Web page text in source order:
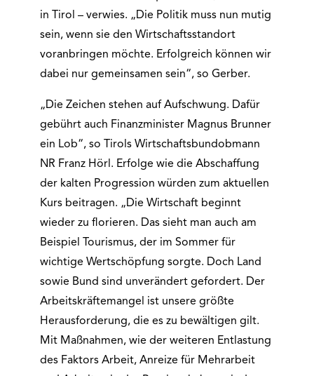
in Tirol – verwies. „Die Politik muss nun mutig
sein, wenn sie den Wirtschaftsstandort
voranbringen möchte. Erfolgreich können wir
dabei nur gemeinsamen sein“, so Gerber.
„Die Zeichen stehen auf Aufschwung. Dafür
gebührt auch Finanzminister Magnus Brunner
ein Lob“, so Tirols Wirtschaftsbundobmann
NR Franz Hörl. Erfolge wie die Abschaffung
der kalten Progression würden zum aktuellen
Kurs beitragen. „Die Wirtschaft beginnt
wieder zu florieren. Das sieht man auch am
Beispiel Tourismus, der im Sommer für
wichtige Wertschöpfung sorgte. Doch Land
sowie Bund sind unverändert gefordert. Der
Arbeitskräftemangel ist unsere größte
Herausforderung, die es zu bewältigen gilt.
Mit Maßnahmen, wie der weiteren Entlastung
des Faktors Arbeit, Anreize für Mehrarbeit